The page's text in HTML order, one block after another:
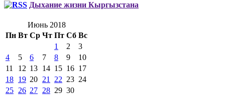
Дыхание жизни Кыргызстана
Июнь 2018
Пн Вт Ср Чт Пт Сб Вс
1
2
3
4
5 6 7 8 9
10
11
12 13 14 15 16 17
18 19 20 21 22 23 24
25 26 27 28 29 30